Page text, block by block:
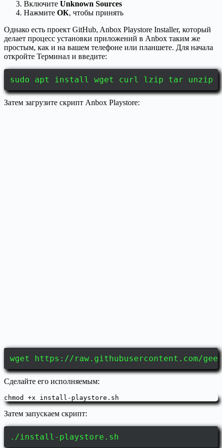
Включите Unknown Sources
Нажмите ОК, чтобы принять
Однако есть проект GitHub, Anbox Playstore Installer, который
делает процесс установки приложений в Anbox таким же
простым, как и на вашем телефоне или планшете. Для начала
откройте Терминал и введите:
sudo apt install wget curl lzip tar unzip
Затем загрузите скрипт Anbox Playstore:
wget https://raw.githubusercontent.com/
Сделайте его исполняемым:
chmod +x install-playstore.sh
Затем запускаем скрипт:
./install-playstore.sh